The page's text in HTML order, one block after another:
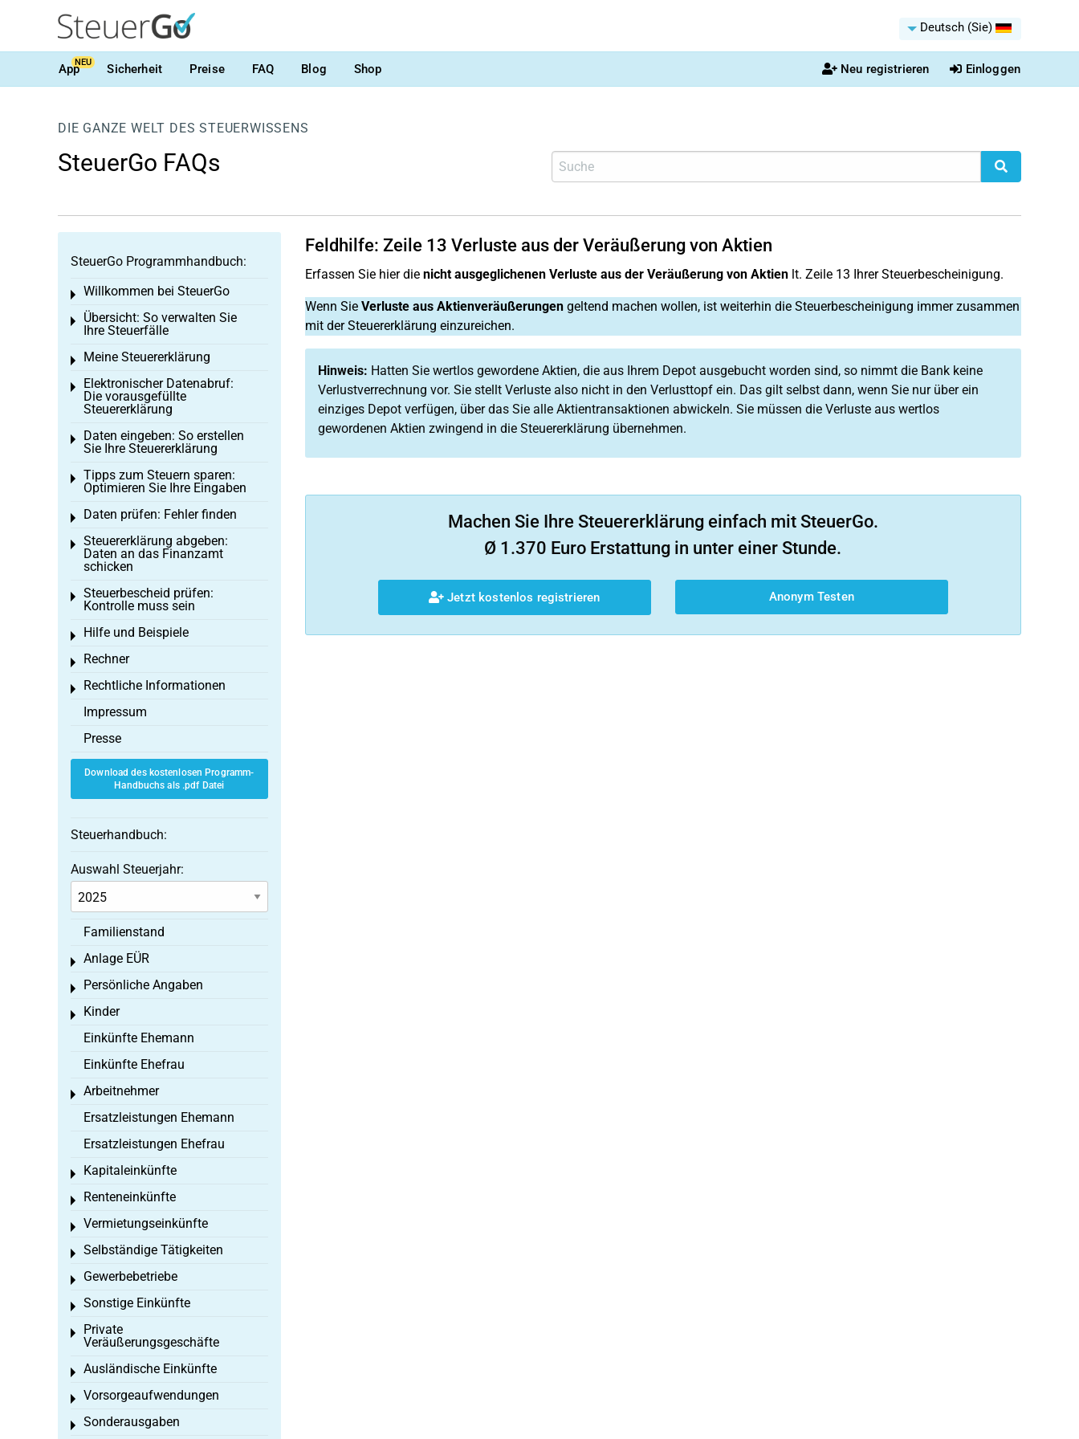
Deutsch (Sie)
AppNEU Sicherheit Preise FAQ Blog Shop Neu registrieren Einloggen
DIE GANZE WELT DES STEUERWISSENS
SteuerGo FAQs
Feldhilfe: Zeile 13 Verluste aus der Veräußerung von Aktien
Erfassen Sie hier die nicht ausgeglichenen Verluste aus der Veräußerung von Aktienlt. Zeile 13 Ihrer Steuerbescheinigung.
Wenn Sie Verluste aus Aktienveräußerungengeltend machen wollen, ist weiterhin die Steuerbescheinigung immer zusammen
mit der Steuererklärung einzureichen.
Hinweis: Hatten Sie wertlos gewordene Aktien, die aus Ihrem Depot ausgebucht worden sind, so nimmt die Bank keine
Verlustverrechnung vor. Sie stellt Verluste also nicht in den Verlusttopf ein. Das gilt selbst dann, wenn Sie nur über ein
einziges Depot verfügen, über das Sie alle Aktientransaktionen abwickeln. Sie müssen die Verluste aus wertlos
gewordenen Aktien zwingend in die Steuererklärung übernehmen.
Machen Sie Ihre Steuererklärung einfach mit SteuerGo.
Ø 1.370 Euro Erstattung in unter einer Stunde.
Jetzt kostenlos registrieren Anonym Testen
SteuerGo Programmhandbuch:
Willkommen bei SteuerGo
Toggle menu
Übersicht: So verwalten Sie
Ihre Steuerfälle
Toggle menu
Meine Steuererklärung
Toggle menu
Elektronischer Datenabruf:
Die vorausgefüllte
Steuererklärung
Toggle menu
Daten eingeben: So erstellen
Sie Ihre Steuererklärung
Toggle menu
Tipps zum Steuern sparen:
Optimieren Sie Ihre Eingaben
Toggle menu
Daten prüfen: Fehler finden
Toggle menu
Steuererklärung abgeben:
Daten an das Finanzamt
schicken
Toggle menu
Steuerbescheid prüfen:
Kontrolle muss sein
Toggle menu
Hilfe und Beispiele
Toggle menu
Rechner
Toggle menu
Rechtliche Informationen
Toggle menu
Impressum
Presse
Download des kostenlosen Programm-
Handbuchs als .pdf Datei
Steuerhandbuch:
Auswahl Steuerjahr:
Familienstand
Anlage EÜR
Toggle menu
Persönliche Angaben
Toggle menu
Kinder
Toggle menu
Einkünfte Ehemann
Einkünfte Ehefrau
Arbeitnehmer
Toggle menu
Ersatzleistungen Ehemann
Ersatzleistungen Ehefrau
Kapitaleinkünfte
Toggle menu
Renteneinkünfte
Toggle menu
Vermietungseinkünfte
Toggle menu
Selbständige Tätigkeiten
Toggle menu
Gewerbebetriebe
Toggle menu
Sonstige Einkünfte
Toggle menu
Private
Veräußerungsgeschäfte
Toggle menu
Ausländische Einkünfte
Toggle menu
Vorsorgeaufwendungen
Toggle menu
Sonderausgaben
Toggle menu